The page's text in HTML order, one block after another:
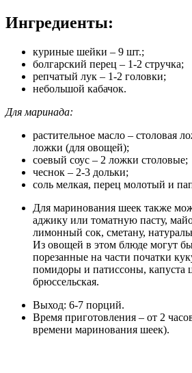
Ингредиенты:
куриные шейки – 9 шт.;
болгарский перец – 1-2 стручка;
репчатый лук – 1-2 головки;
небольшой кабачок.
Для маринада:
растительное масло – столовая
ложки (для овощей);
соевый соус – 2 ложки столовые;
чеснок – 2-3 дольки;
соль мелкая, перец молотый и
Для маринования шеек также
аджику или томатную пасту,
лимонный сок, сметану,
Из овощей в этом блюде могут
порезанные на части початки
помидоры и патиссоны, капуста
брюссельская.
Выход: 6-7 порций.
Время приготовления – от 2
времени маринования шеек).